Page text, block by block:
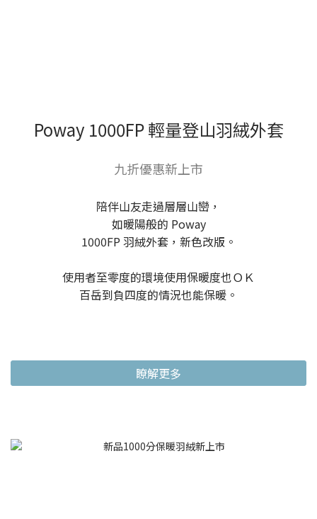
Poway 1000FP 輕量登山羽絨外套
九折優惠新上市
陪伴山友走過層層山巒，
如暖陽般的 Poway
1000FP 羽絨外套，新色改版。
使用者至零度的環境使用保暖度也ＯＫ
百岳到負四度的情況也能保暖。
瞭解更多